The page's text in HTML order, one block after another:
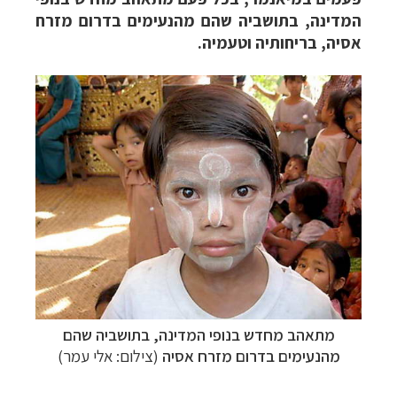
המדינה, בתושביה שהם מהנעימים בדרום מזרח
אסיה, בריחותיה וטעמיה.
מתאהב מחדש בנופי המדינה, בתושביה שהם
מהנעימים בדרום מזרח אסיה (צילום: אלי עמר)